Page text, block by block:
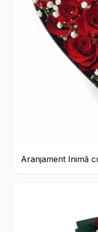
Aranjament Inimă
și Floarea Miresei